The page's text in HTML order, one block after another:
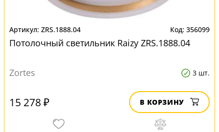
ZRS.1888.04 356099
Потолочный светильник Raizy ZRS.1888.04
Zortes 3 шт.
15 278 ₽ В КОРЗИНУ